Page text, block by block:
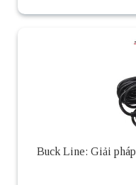
Buck Line: Giải